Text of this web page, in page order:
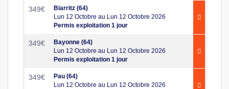
349€
Biarritz (64)
Lun 12 Octobre au Lun 12 Octobre 2026
Permis exploitation 1 jour
349€
Bayonne (64)
Lun 12 Octobre au Lun 12 Octobre 2026
Permis exploitation 1 jour
349€
Pau (64)
Lun 12 Octobre au Lun 12 Octobre 2026